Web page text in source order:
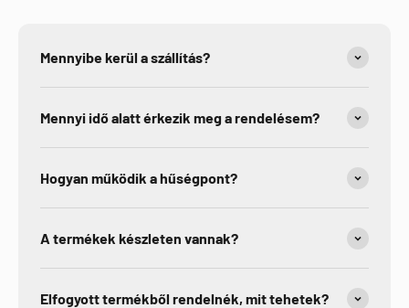
Mennyibe kerül a szállítás?
Mennyi idő alatt érkezik meg a rendelésem?
Hogyan működik a hűségpont?
A termékek készleten vannak?
Elfogyott termékből rendelnék, mit tehetek?